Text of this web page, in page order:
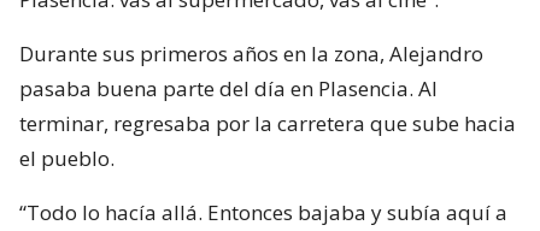
Durante sus primeros años en la zona, Alejandro
pasaba buena parte del día en Plasencia. Al
terminar, regresaba por la carretera que sube hacia
el pueblo.
“Todo lo hacía allá. Entonces bajaba y subía aquí a